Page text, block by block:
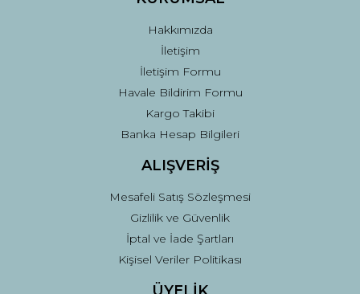
Gönder
Hakkımızda
İletişim
İletişim Formu
Havale Bildirim Formu
Kargo Takibi
Banka Hesap Bilgileri
ALIŞVERİŞ
Mesafeli Satış Sözleşmesi
Gizlilik ve Güvenlik
İptal ve İade Şartları
Kişisel Veriler Politikası